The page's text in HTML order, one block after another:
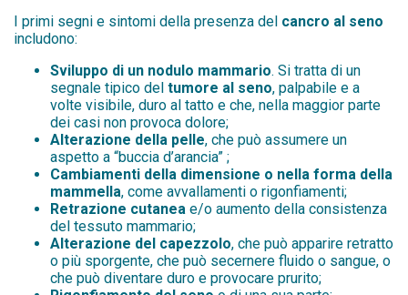
I primi segni e sintomi della presenza del cancro al seno
includono:
Sviluppo di un nodulo mammario. Si tratta di un
segnale tipico del tumore al seno, palpabile e a
volte visibile, duro al tatto e che, nella maggior parte
dei casi non provoca dolore;
Alterazione della pelle, che può assumere un
aspetto a “buccia d’arancia” ;
Cambiamenti della dimensione o nella forma della
mammella, come avvallamenti o rigonfiamenti;
Retrazione cutanea e/o aumento della consistenza
del tessuto mammario;
Alterazione del capezzolo, che può apparire retratto
o più sporgente, che può secernere fluido o sangue, o
che può diventare duro e provocare prurito;